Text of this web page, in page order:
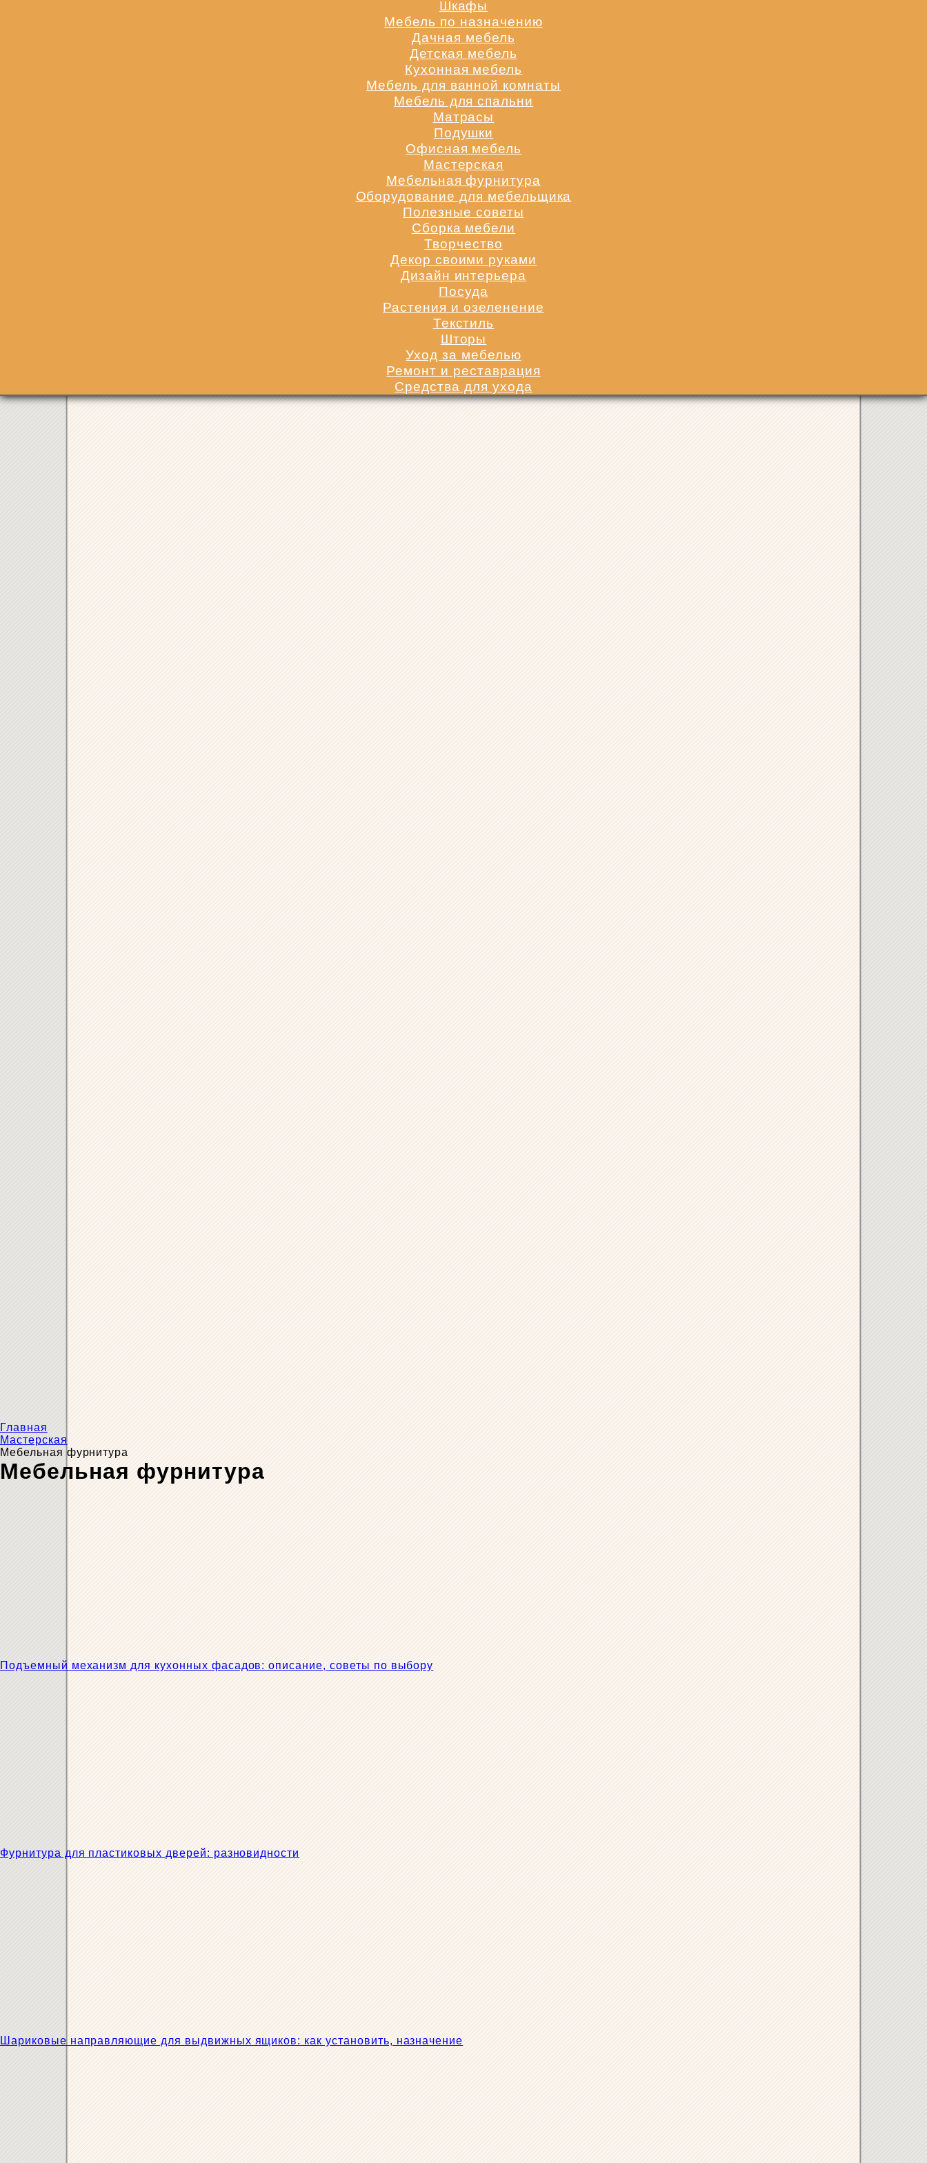
Шкафы
Мебель по назначению
Дачная мебель
Детская мебель
Кухонная мебель
Мебель для ванной комнаты
Мебель для спальни
Матрасы
Подушки
Офисная мебель
Мастерская
Мебельная фурнитура
Оборудование для мебельщика
Полезные советы
Сборка мебели
Творчество
Декор своими руками
Дизайн интерьера
Посуда
Растения и озеленение
Текстиль
Шторы
Уход за мебелью
Ремонт и реставрация
Средства для ухода
Главная
Мастерская
Мебельная фурнитура
Мебельная фурнитура
Подъемный механизм для кухонных фасадов: описание, советы по выбору
Фурнитура для пластиковых дверей: разновидности
Шариковые направляющие для выдвижных ящиков: как установить, назначение